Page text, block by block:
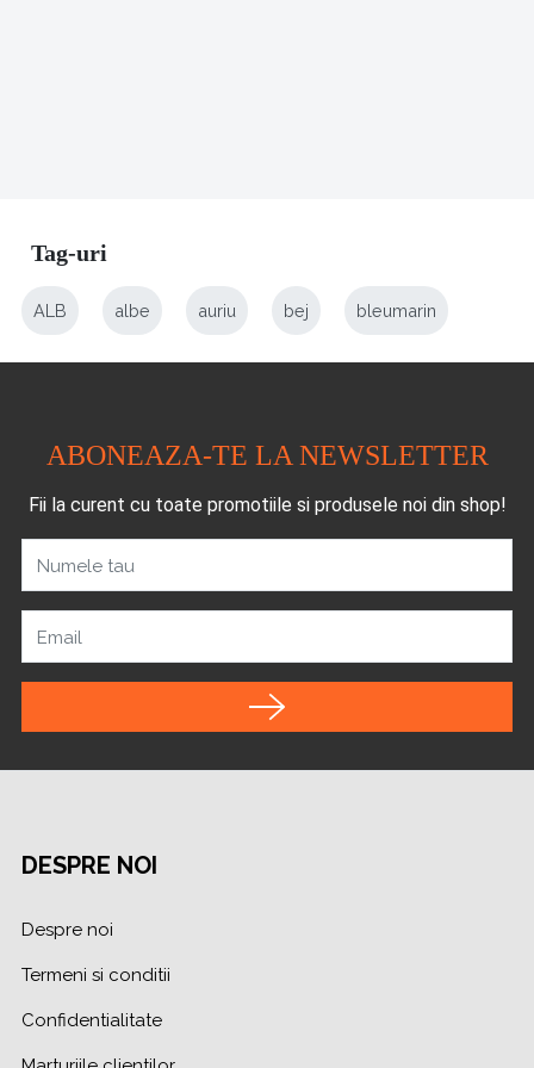
Tag-uri
ALB albe auriu bej bleumarin
ABONEAZA-TE LA NEWSLETTER
Fii la curent cu toate promotiile si produsele noi din shop!
Numele tau
Email
DESPRE NOI
Despre noi
Termeni si conditii
Confidentialitate